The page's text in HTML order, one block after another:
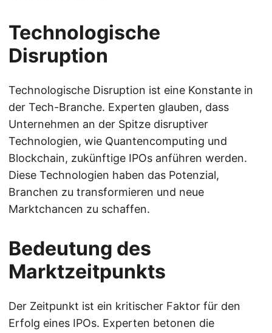
Technologische
Disruption
Technologische Disruption ist eine Konstante in
der Tech-Branche. Experten glauben, dass
Unternehmen an der Spitze disruptiver
Technologien, wie Quantencomputing und
Blockchain, zukünftige IPOs anführen werden.
Diese Technologien haben das Potenzial,
Branchen zu transformieren und neue
Marktchancen zu schaffen.
Bedeutung des
Marktzeitpunkts
Der Zeitpunkt ist ein kritischer Faktor für den
Erfolg eines IPOs. Experten betonen die